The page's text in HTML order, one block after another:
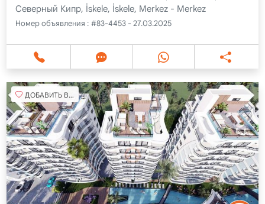
Северный Кипр, İskele, İskele, Merkez - Merkez
Номер объявления : #83-4453 - 27.03.2025
ДОБАВИТЬ В ИЗБРАННОЕ